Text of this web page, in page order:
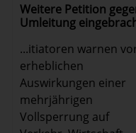
Weitere Petition
Umleitung
...itiatoren warnen
erheblichen
Auswirkungen einer
mehrjährigen
Vollsperrung auf